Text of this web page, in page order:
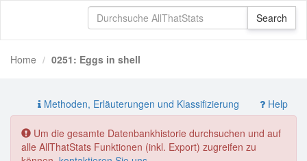
Home 0251: Eggs in shell
Methoden, Erläuterungen und Klassifizierung Help
Um die gesamte Datenbankhistorie durchsuchen und auf
alle AllThatStats Funktionen (inkl. Export) zugreifen zu